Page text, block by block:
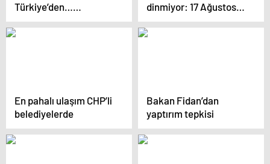
Türkiye’den…
Gökyüzünde UFO
paniği: Görenler
dinmiyor: 17 Ağustos
depreminde 4 evladını
kaybeden Tijan
En pahalı ulaşım CHP’li
belediyelerde
Bakan Fidan’dan
yaptırım tepkisi